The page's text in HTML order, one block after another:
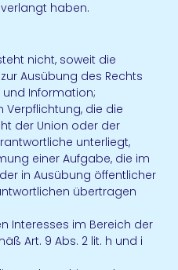
haben.
nicht, soweit die
Ausübung des Rechts
Information;
Verpflichtung, die die
der Union oder der
unterliegt,
einer Aufgabe, die im
in Ausübung öffentlicher
übertragen
Interesses im Bereich der
Art. 9 Abs. 2 lit. h und i